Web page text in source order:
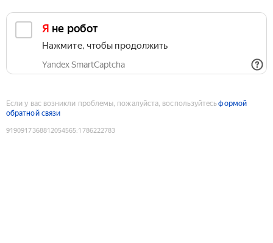
Я не робот
Нажмите, чтобы продолжить
Yandex SmartCaptcha
Если у вас возникли проблемы, пожалуйста, воспользуйтесьформой
обратной связи
9190917368812054565:1786222783